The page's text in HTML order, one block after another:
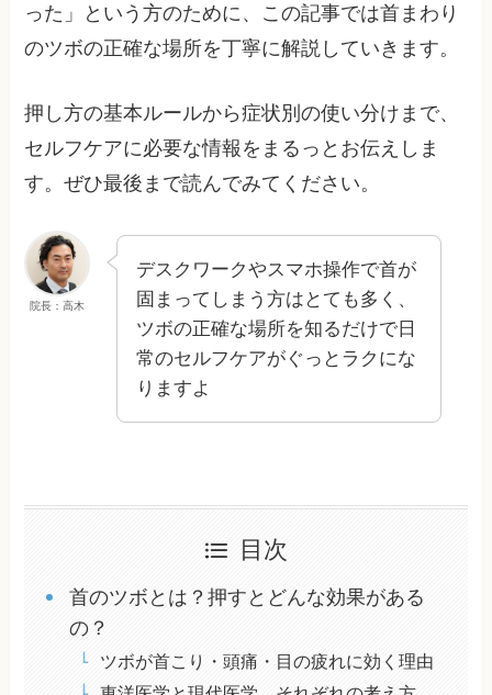
った」という方のために、この記事では首まわり
のツボの正確な場所を丁寧に解説していきます。
押し方の基本ルールから症状別の使い分けまで、
セルフケアに必要な情報をまるっとお伝えしま
す。ぜひ最後まで読んでみてください。
院長：高木
デスクワークやスマホ操作で首が
固まってしまう方はとても多く、
ツボの正確な場所を知るだけで日
常のセルフケアがぐっとラクにな
りますよ
目次
首のツボとは？押すとどんな効果がある
の？
ツボが首こり・頭痛・目の疲れに効く理由